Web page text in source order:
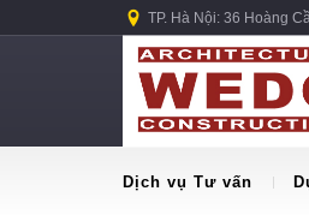
TP. Hà Nội: 36 Hoàng
Dịch vụ Tư vấn